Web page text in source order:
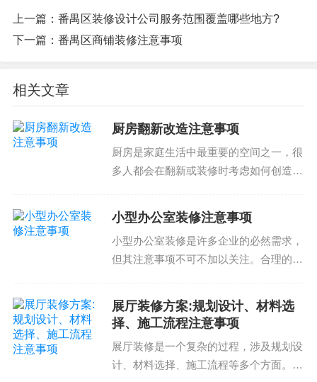
在番禺区寻找合适的家庭装修设计公司时，需要注
意的事项和流程是非常重要的。专业的设计公司会
现理想的家居空间。了解番禺区家庭装修设计注意
事项和流程，才能避免潜在的风险和问题，确保您
的装修项目顺利完成。
如果您正在寻找合适的家庭装修设计公司，请咨询
案和施工服务，帮助您实现理想的家居空间。
番禺区家庭装修设计公司，专业的设计方案和施工
服务，帮助您实现理想的家居空间。联系我们，获
上一篇： 番禺区装修设计公司服务范围覆盖哪些地方?
下一篇： 番禺区商铺装修注意事项
相关文章
厨房翻新改造注意事项
厨房是家庭生活中最重要的空间之一，很
多人都会在翻新或装修时考虑如何创造一
以帮助您打造理想的厨房。选择合适的设
计方案厨房翻新改造的...
小型办公室装修注意事项
小型办公室装修是许多企业的必然需求，
但其注意事项不可不加以关注。合理的规
公空间需求首先，我们需要明确的小型办
公室的需求。了解...
展厅装修方案:规划设计、材料选
择、施工流程注意事项
展厅装修是一个复杂的过程，涉及规划设
计、材料选择、施工流程等多个方面。正